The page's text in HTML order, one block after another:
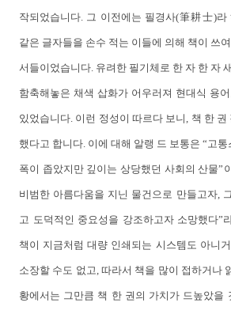
작되었습니다. 그 이전에는 필경사(筆耕士)
같은 글자들을 손수 적는 이들에 의해 책이 쓰
서들이었습니다. 유려한 필기체로 한 자 한 자
함축해놓은 채색 삽화가 어우러져 현대식 용어
있었습니다. 이런 정성이 따르다 보니, 책 한
했다고 합니다. 이에 대해 알랭 드 보통은 “고
폭이 좁았지만 깊이는 상당했던 사회의 산물”
비범한 아름다움을 지닌 물건으로 만들고자,
고 도덕적인 중요성을 강조하고자 소망했다”
책이 지금처럼 대량 인쇄되는 시스템도 아니
소장할 수도 없고, 따라서 책을 많이 접하거나
황에서는 그만큼 책 한 권의 가치가 드높았을